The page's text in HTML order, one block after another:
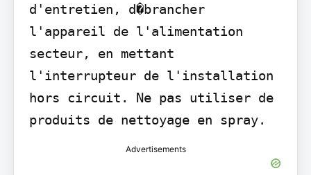
d'entretien, d�brancher
l'appareil de l'alimentation
secteur, en mettant
l'interrupteur de l'installation
hors circuit. Ne pas utiliser de
produits de nettoyage en spray.
Advertisements